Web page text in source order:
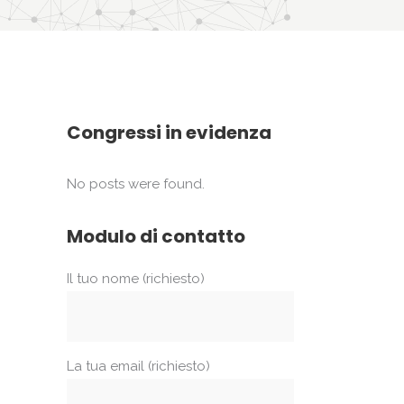
Congressi in evidenza
No posts were found.
Modulo di contatto
Il tuo nome (richiesto)
La tua email (richiesto)